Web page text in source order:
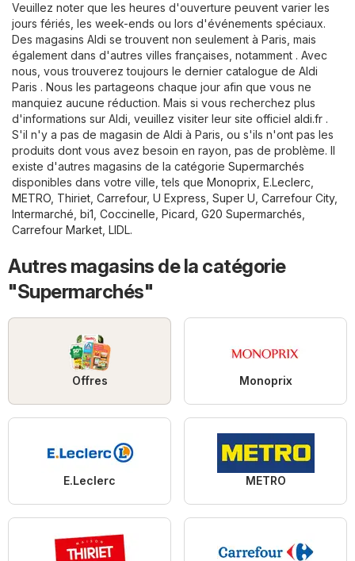
Veuillez noter que les heures d'ouverture peuvent varier les
jours fériés, les week-ends ou lors d'événements spéciaux.
Des magasins Aldi se trouvent non seulement à Paris, mais
également dans d'autres villes françaises, notamment . Avec
nous, vous trouverez toujours le dernier catalogue de Aldi
Paris . Nous les partageons chaque jour afin que vous ne
manquiez aucune réduction. Mais si vous recherchez plus
d'informations sur Aldi, veuillez visiter leur site officiel aldi.fr .
S'il n'y a pas de magasin de Aldi à Paris, ou s'ils n'ont pas les
produits dont vous avez besoin en rayon, pas de problème. Il
existe d'autres magasins de la catégorie Supermarchés
disponibles dans votre ville, tels que Monoprix E.Leclerc
METRO Thiriet Carrefour, U Express Super U Carrefour City,
Intermarché bi1 Coccinelle Picard G20 Supermarchés
Carrefour Market LIDL.
Autres magasins de la catégorie
"Supermarchés"
Offres Monoprix
E.Leclerc METRO